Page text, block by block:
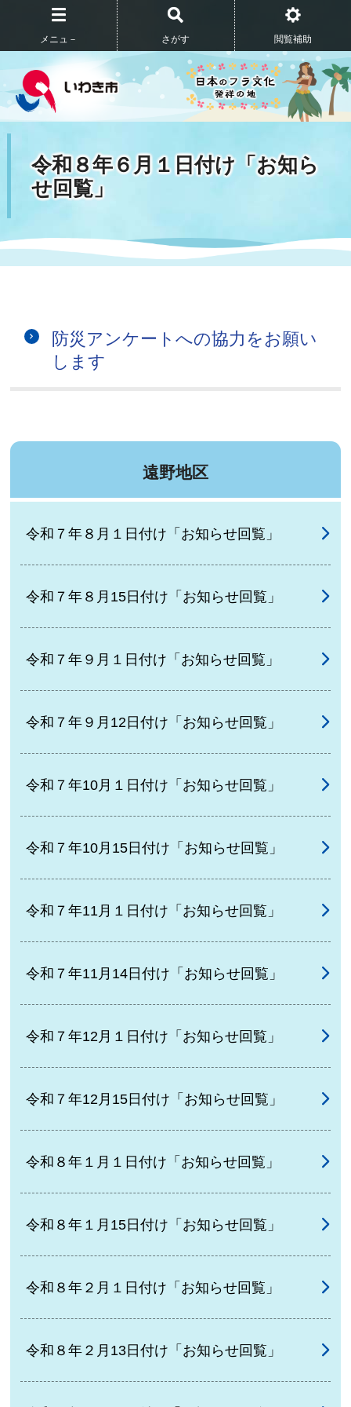
メニュ－ さがす 閲覧補助
令和８年６月１日付け「お知ら
せ回覧」
防災アンケートへの協力をお願い
します
遠野地区
令和７年８月１日付け「お知らせ回覧」
令和７年８月15日付け「お知らせ回覧」
令和７年９月１日付け「お知らせ回覧」
令和７年９月12日付け「お知らせ回覧」
令和７年10月１日付け「お知らせ回覧」
令和７年10月15日付け「お知らせ回覧」
令和７年11月１日付け「お知らせ回覧」
令和７年11月14日付け「お知らせ回覧」
令和７年12月１日付け「お知らせ回覧」
令和７年12月15日付け「お知らせ回覧」
令和８年１月１日付け「お知らせ回覧」
令和８年１月15日付け「お知らせ回覧」
令和８年２月１日付け「お知らせ回覧」
令和８年２月13日付け「お知らせ回覧」